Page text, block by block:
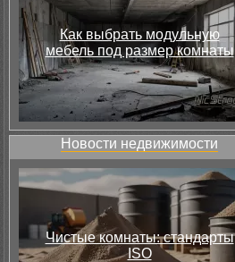
Как выбрать модульную
мебель под размер комнаты
Новости недвижимости
Чистые комнаты: стандарты
ISO